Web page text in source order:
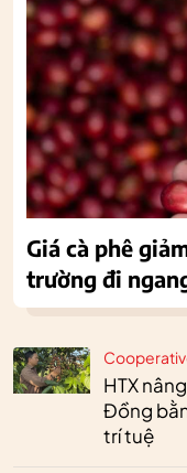
HTX
Đồng
trí tuệ
Giá cà phê
trường đi